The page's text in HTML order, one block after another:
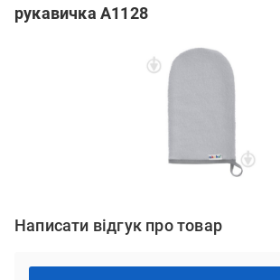
рукавичка A1128
Написати відгук про товар